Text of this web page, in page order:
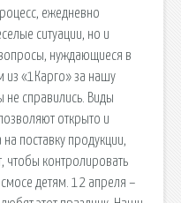
ежедневно
ситуации, но и
нуждающиеся в
из «1Карго» за нашу
справились. Виды
открыто и
поставку продукции,
чтобы контролировать
детям. 12 апреля –